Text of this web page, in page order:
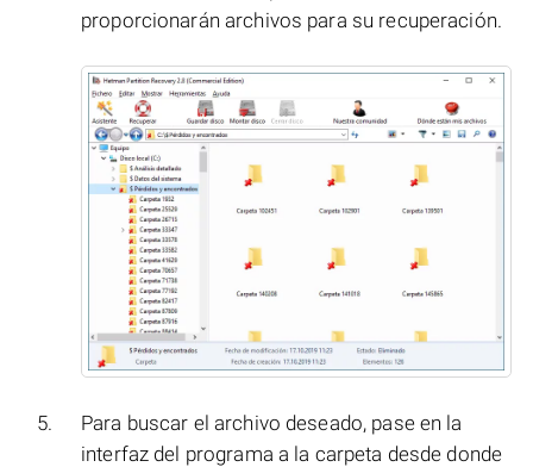
proporcionarán archivos para su recuperación.
Para buscar el archivo deseado, pase en la
interfaz del programa a la carpeta desde donde